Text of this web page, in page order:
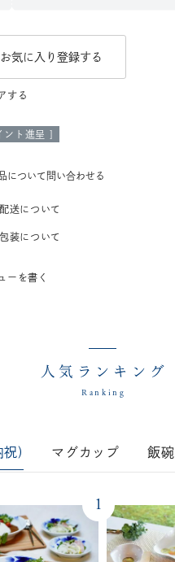
お気に入り登録する
する
ント進呈 ]
について問い合わせる
送について
装について
ーを書く
人気ランキング
Ranking
祝) マグカップ 飯碗
1